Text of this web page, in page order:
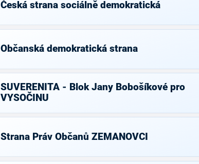
Česká strana sociálně demokratická
Občanská demokratická strana
SUVERENITA - Blok Jany Bobošíkové pro
VYSOČINU
Strana Práv Občanů ZEMANOVCI